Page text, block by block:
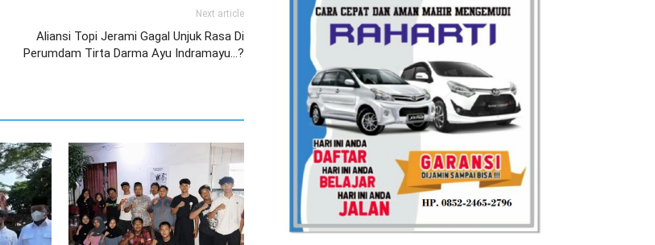
Next article
Aliansi Topi Jerami Gagal Unjuk Rasa Di
Perumdam Tirta Darma Ayu Indramayu…?